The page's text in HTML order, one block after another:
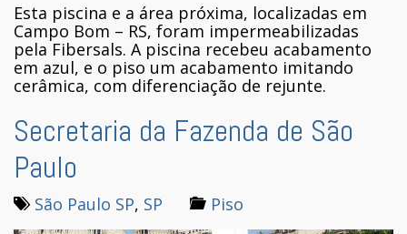
Esta piscina e a área próxima, localizadas em
Campo Bom – RS, foram impermeabilizadas
pela Fibersals. A piscina recebeu acabamento
em azul, e o piso um acabamento imitando
cerâmica, com diferenciação de rejunte.
Secretaria da Fazenda de São
Paulo
São Paulo SP, SP Piso